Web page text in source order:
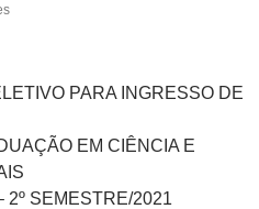
PARA INGRESSO DE
EM CIÊNCIA E
2º SEMESTRE/2021